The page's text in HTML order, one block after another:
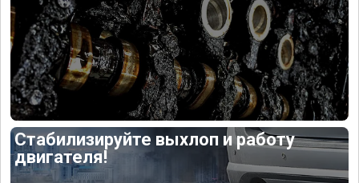
Стабилизируйте выхлоп и работу
двигателя!